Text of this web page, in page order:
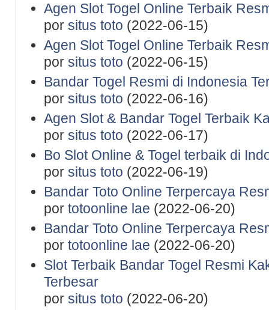
Agen Slot Togel Online Terbaik
por situs toto (2022-06-15)
Agen Slot Togel Online Terbaik
por situs toto (2022-06-15)
Bandar Togel Resmi di Indonesia
por situs toto (2022-06-16)
Agen Slot & Bandar Togel Terbaik
por situs toto (2022-06-17)
Bo Slot Online & Togel terbaik di
por situs toto (2022-06-19)
Bandar Toto Online Terpercaya
por totoonline lae (2022-06-20)
Bandar Toto Online Terpercaya
por totoonline lae (2022-06-20)
Slot Terbaik Bandar Togel Resmi
Terbesar
por situs toto (2022-06-20)